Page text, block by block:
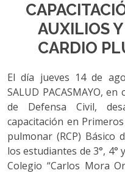
AUXILIOS
CARDIO
El día jueves 14 de
SALUD PACASMAYO,
de Defensa Civil,
capacitación en
pulmonar (RCP) Básico
los estudiantes de 3°, 4°
Colegio “Carlos Mora